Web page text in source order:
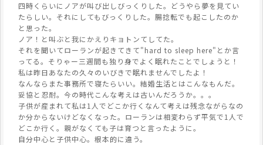
四時くらいにノアが叫び出しびっくりした。どうやら夢を見てい
たらしい。それにしてもびっくりした。腸捻転でも起こしたのか
と思った。
ノア！と叫ぶと我にかえりキョトンてしてた。
それを聞いてローランが起きてきて"hard to sleep here"とか言
ってる。そりゃー三週間も独り身でよく眠れたことでしょうと！
私は昨日あなたの久々のいびきで眠れませんでしたよ！
なんならまた事務所で寝たらいい。結婚生活とはこんなもんだ。
妥協と忍耐。今の時代こんな考えは古いんだろうか。。。
子供が産まれて私は1人でどこか行くなんて考えは残念ながらなの
か分からないけどなくなった。ローランは相変わらず平気で1人で
どこか行く。親がなくても子は育つと言ったように。
自分中心と子供中心。根本的に違う。